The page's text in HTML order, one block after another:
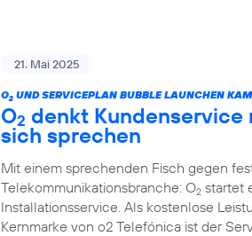
21. Mai 2025
O2 UND SERVICEPLAN BUBBLE LAUNCHEN
O2 denkt Kundenservice
sich sprechen
Mit einem sprechenden Fisch gegen
Telekommunikationsbranche: O2 startet
Installationsservice. Als kostenlose
Kernmarke von o2 Telefónica ist der